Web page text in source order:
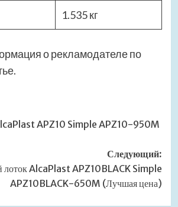
1.535 кг
о рекламодателе по
APZ10 Simple APZ10-950M
Следующий:
лоток AlcaPlast APZ10BLACK Simple
APZ10BLACK-650M (Лучшая цена)